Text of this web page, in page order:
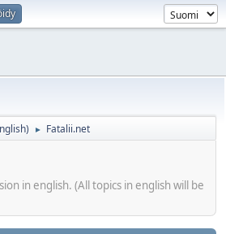
► Fatalii.net
in english. (All topics in english will be